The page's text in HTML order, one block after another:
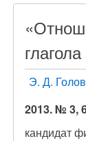
here:
Э. Д.
2013. № 3,
кандидат